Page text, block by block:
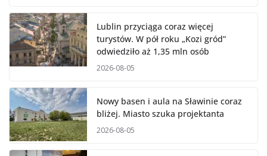
Lublin przyciąga coraz więcej
turystów. W pół roku „Kozi gród”
odwiedziło aż 1,35 mln osób
2026-08-05
Nowy basen i aula na Sławinie coraz
bliżej. Miasto szuka projektanta
2026-08-05